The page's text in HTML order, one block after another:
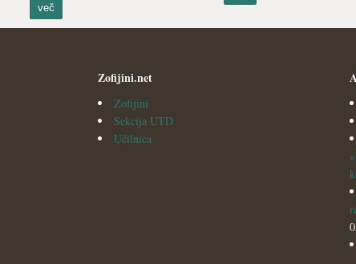
več
Zofijini.net
Zofijini
Sekcija UTD
Učilnica